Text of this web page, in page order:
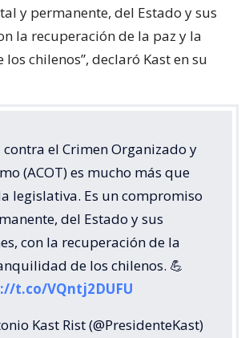
y permanente, del Estado y sus
la recuperación de la paz y la
chilenos”, declaró Kast en su
contra el Crimen Organizado y
(ACOT) es mucho más que
legislativa. Es un compromiso
del Estado y sus
con la recuperación de la
de los chilenos. 💪
t.co/VQntj2DUFU
Kast Rist (@PresidenteKast)